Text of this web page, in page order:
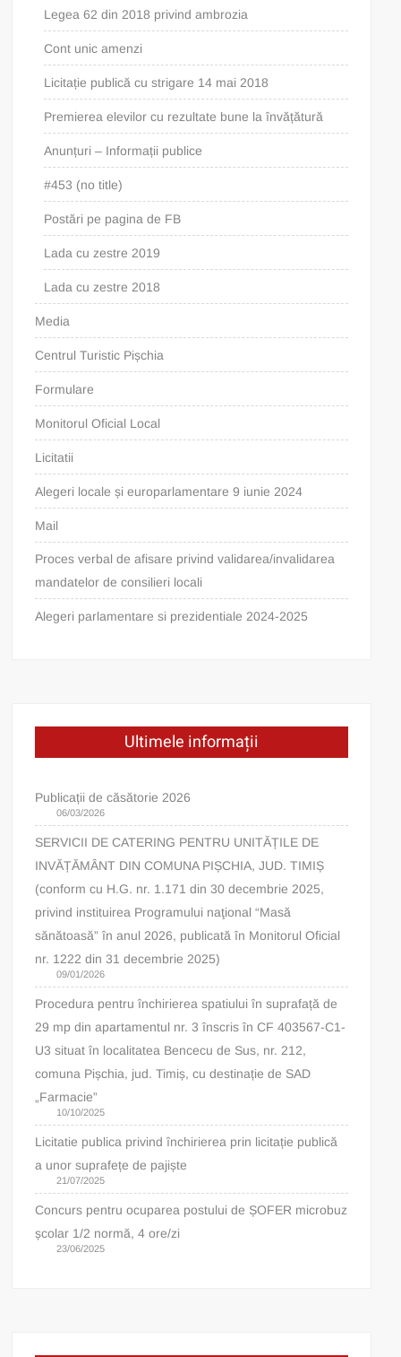
Legea 62 din 2018 privind ambrozia
Cont unic amenzi
Licitație publică cu strigare 14 mai 2018
Premierea elevilor cu rezultate bune la învățătură
Anunțuri – Informații publice
#453 (no title)
Postări pe pagina de FB
Lada cu zestre 2019
Lada cu zestre 2018
Media
Centrul Turistic Pișchia
Formulare
Monitorul Oficial Local
Licitatii
Alegeri locale și europarlamentare 9 iunie 2024
Mail
Proces verbal de afisare privind validarea/invalidarea
mandatelor de consilieri locali
Alegeri parlamentare si prezidentiale 2024-2025
Ultimele informații
Publicații de căsătorie 2026
06/03/2026
SERVICII DE CATERING PENTRU UNITĂȚILE DE
INVĂȚĂMÂNT DIN COMUNA PIȘCHIA, JUD. TIMIȘ
(conform cu H.G. nr. 1.171 din 30 decembrie 2025,
privind instituirea Programului naţional “Masă
sănătoasă” în anul 2026, publicată în Monitorul Oficial
nr. 1222 din 31 decembrie 2025)
09/01/2026
Procedura pentru închirierea spatiului în suprafață de
29 mp din apartamentul nr. 3 înscris în CF 403567-C1-
U3 situat în localitatea Bencecu de Sus, nr. 212,
comuna Pișchia, jud. Timiș, cu destinație de SAD
„Farmacie”
10/10/2025
Licitatie publica privind închirierea prin licitație publică
a unor suprafețe de pajiște
21/07/2025
Concurs pentru ocuparea postului de ȘOFER microbuz
școlar 1/2 normă, 4 ore/zi
23/06/2025